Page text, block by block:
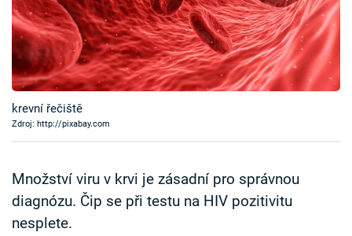
TV Program
Časopis
Sledujte prima+
Sledujte nás
krevní řečiště
Zdroj: http://pixabay.com
Množství viru v krvi je zásadní pro správnou
diagnózu. Čip se při testu na HIV pozitivitu
nesplete.